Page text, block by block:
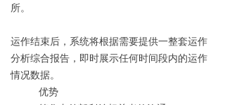
所。
运作结束后，系统将根据需要提供一整套运作
分析综合报告，即时展示任何时间段内的运作
情况数据。
优势